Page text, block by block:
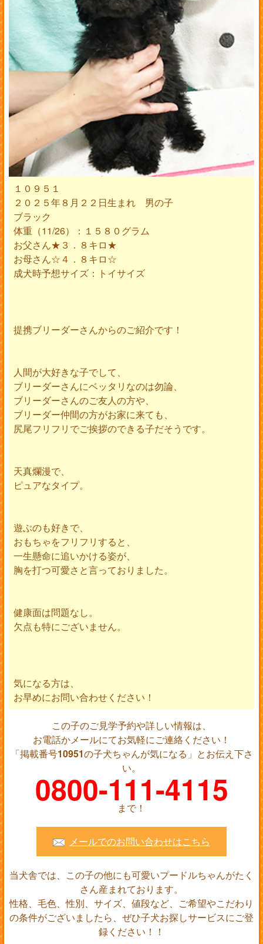
１０９５１
２０２５年８月２２日生まれ 男の子
ブラック
体重（11/26）：１５８０グラム
お父さん★３．８キロ★
お母さん☆４．８キロ☆
成犬時予想サイズ：トイサイズ
提携ブリーダーさんからのご紹介です！
人間が大好きな子でして、
ブリーダーさんにベッタリなのは勿論、
ブリーダーさんのご友人の方や、
ブリーダー仲間の方がお家に来ても、
尻尾フリフリでご挨拶のできる子だそうです。
天真爛漫で、
ピュアなタイプ。
遊ぶのも好きで、
おもちゃをフリフリすると、
一生懸命に追いかける姿が、
胸を打つ可愛さと言っておりました。
健康面は問題なし。
欠点も特にございません。
気になる方は、
お早めにお問い合わせください！
この子のご見学予約や詳しい情報は、
お電話かメールにてお気軽にご連絡ください！
「掲載番号10951の子犬ちゃんが気になる」とお伝え下さ
い。
0800-111-4115
まで！
メールでのお問い合わせはこちら
当犬舎では、この子の他にも可愛いプードルちゃんがたく
さん産まれております。
性格、毛色、性別、サイズ、値段など、ご希望やこだわり
の条件がございましたら、ぜひ子犬お探しサービスにご登
録ください！！